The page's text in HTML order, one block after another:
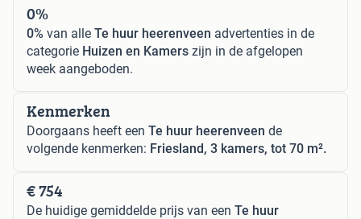
0%
0% van alle Te huur heerenveen advertenties in de
categorie Huizen en Kamers zijn in de afgelopen
week aangeboden.
Kenmerken
Doorgaans heeft een Te huur heerenveen de
volgende kenmerken: Friesland, 3 kamers, tot 70 m².
€ 754
De huidige gemiddelde prijs van een Te huur